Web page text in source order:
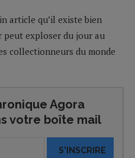
article qu’il existe bien
peut exploser du jour au
collectionneurs du monde
Agora
votre boîte mail
S'INSCRIRE